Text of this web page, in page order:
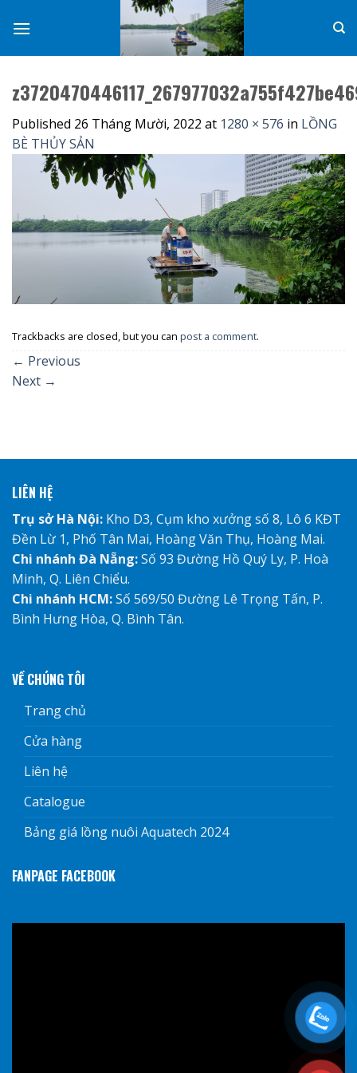
Published 26 Tháng Mười, 2022 at 1280 × 576 in LỒNG
BÈ THỦY SẢN
Trackbacks are closed, but you can post a comment.
← Previous
Next →
LIÊN HỆ
Trụ sở Hà Nội: Kho D3, Cụm kho xưởng số 8, Lô 6 KĐT
Đền Lừ 1, Phố Tân Mai, Hoàng Văn Thụ, Hoàng Mai.
Chi nhánh Đà Nẵng:Số 93 Đường Hồ Quý Ly, P. Hoà
Minh, Q. Liên Chiểu.
Chi nhánh HCM:Số 569/50 Đường Lê Trọng Tấn, P.
Bình Hưng Hòa, Q. Bình Tân.
VỀ CHÚNG TÔI
Trang chủ
Cửa hàng
Liên hệ
Catalogue
Bảng giá lồng nuôi Aquatech 2024
FANPAGE FACEBOOK